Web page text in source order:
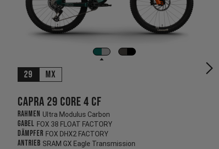
29 MX
Capra 29 CORE 4 CF
Rahmen Ultra Modulus Carbon
Gabel FOX 38 FLOAT FACTORY
Dämpfer FOX DHX2 FACTORY
Antrieb SRAM GX Eagle Transmission